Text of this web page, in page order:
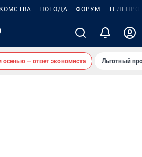
ПОГОДА ФОРУМ
осенью — ответ экономиста Льготный